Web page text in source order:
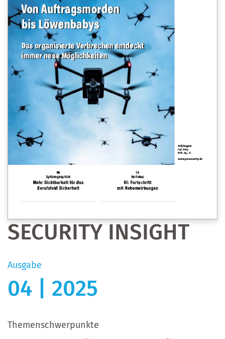
SECURITY INSIGHT
Ausgabe
04 | 2025
Themenschwerpunkte